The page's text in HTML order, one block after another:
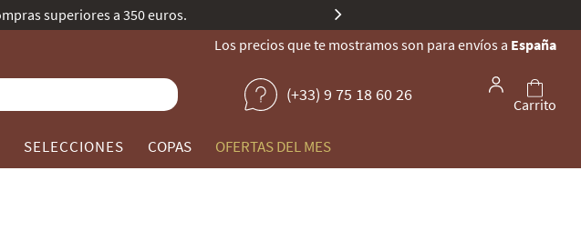
Mejor Bodega de Champagne según Gault & Millau.
Los precios que te mostramos son para envíos a España
(+33) 9 75 18 60 26
Carrito
SELECCIONES COPAS OFERTAS DEL MES